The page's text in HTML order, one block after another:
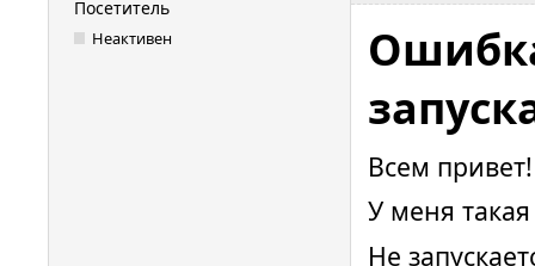
Посетитель
Неактивен
Всем привет!
У меня
Не